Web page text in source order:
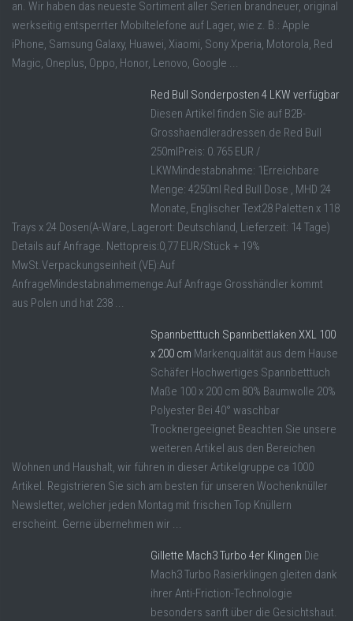
an. Wir haben das neueste Sortiment aller Serien brandneuer, original
werkseitig entsperrter Mobiltelefone auf Lager, wie z. B.: Apple
iPhone, Samsung Galaxy, Huawei, Xiaomi, Sony Xperia, Motorola, Red
Magic, Oneplus, Oppo, Honor, Lenovo, Google ...
Red Bull Sonderposten 4 LKW verfügbar
Diesen Artikel finden Sie auf B2B-
Grosshaendleradressen.de Red Bull
250mlPreis: 0.765 EUR /
LKWMindestabnahme: 1Erreichbare
Menge: 4250ml Red Bull Dose , MHD 24
Monate, Englischer Text28 Paletten x 118
Trays x 24 Dosen(A-Ware, Lagerort: Deutschland, Lieferzeit: 14 Tage)
Details auf Anfrage. Nettopreis:0,77 EUR/Stück + 19%
MwSt.Verpackungseinheit (VE):Auf
AnfrageMindestabnahmemenge:Auf Anfrage Grosshändler kommt
aus Polen und hat 238 ...
Spannbetttuch Spannbettlaken XXL 100
x 200 cm Markenqualität aus dem Hause
Schäfer Hochwertiges Spannbetttuch
Maße 100 x 200 cm 80% Baumwolle 20%
Polyester Bei 40° waschbar
Trocknergeeignet Beachten Sie unsere
weiteren Artikel aus den Bereichen
Wohnen und Haushalt, wir führen in dieser Artikelgruppe ca 1000
Artikel. Registrieren Sie sich am besten für unseren Wochenknüller
Newsletter, welcher jeden Montag mit frischen Top Knüllern
erscheint. Gerne übernehmen wir ...
Gillette Mach3 Turbo 4er Klingen Die
Mach3 Turbo Rasierklingen gleiten dank
ihrer Anti-Friction-Technologie
besonders sanft über die Gesichtshaut.